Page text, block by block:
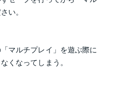
い。
マルチプレイ」を遊ぶ際に
くなってしまう。